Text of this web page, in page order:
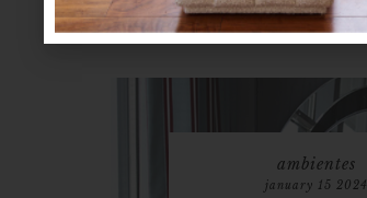
ambientes
january 15 2024